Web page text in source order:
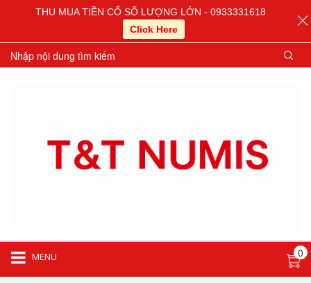
MENU 0
THU MUA TIỀN CỔ SỐ LƯỢNG LỚN - 0933331618
Click Here